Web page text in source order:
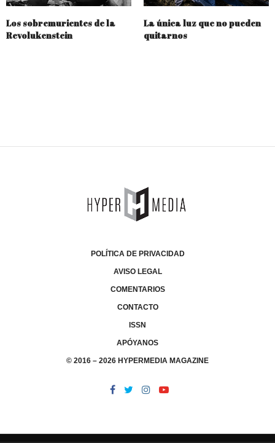
Los sobremurientes de la
Revolukenstein
La única luz que no pueden
quitarnos
POLÍTICA DE PRIVACIDAD
AVISO LEGAL
COMENTARIOS
CONTACTO
ISSN
APÓYANOS
© 2016 – 2026 HYPERMEDIA MAGAZINE